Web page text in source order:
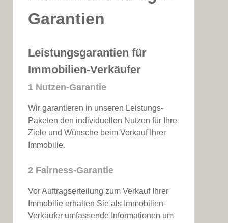
Garantien
Leistungsgarantien für
Immobilien-Verkäufer
1 Nutzen-Garantie
Wir garantieren in unseren Leistungs-
Paketen den individuellen Nutzen für Ihre
Ziele und Wünsche beim Verkauf Ihrer
Immobilie.
2 Fairness-Garantie
Vor Auftragserteilung zum Verkauf Ihrer
Immobilie erhalten Sie als Immobilien-
Verkäufer umfassende Informationen um